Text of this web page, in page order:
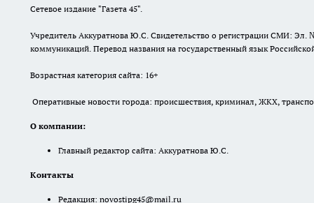
Сетевое издание "Газета 45".
Учредитель Аккуратнова Ю.С. Свидетельство о регистрации СМИ: Эл.
коммуникаций. Перевод названия на государственный язык
Возрастная категория сайта: 16+
Оперативные новости города: происшествия, криминал, ЖКХ,
О компании:
Главный редактор сайта: Аккуратнова Ю.С.
Контакты
Редакция: novostipg45@mail.ru